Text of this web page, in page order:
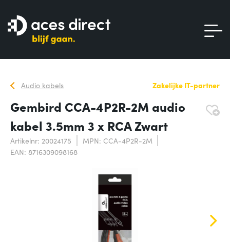
Audio kabels Zakelijke IT-partner
Gembird CCA-4P2R-2M audio
kabel 3.5mm 3 x RCA Zwart
Artikelnr: 20024175
MPN: CCA-4P2R-2M
EAN: 8716309098168